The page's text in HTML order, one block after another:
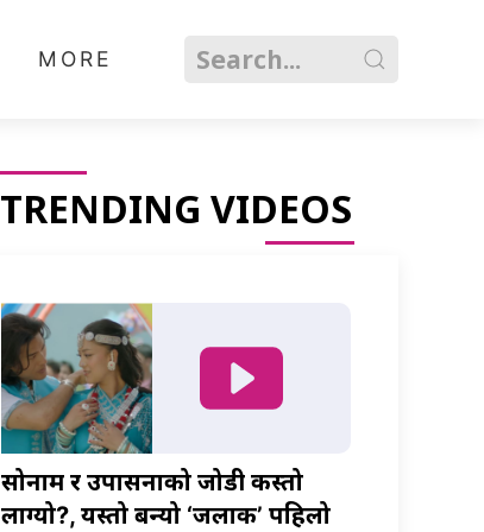
MORE
TRENDING VIDEOS
सोनाम र उपासनाको जोडी कस्तो
लाग्यो?, यस्तो बन्यो ‘जलाकी’ पहिलो